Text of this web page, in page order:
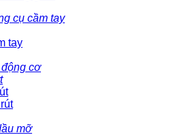
cụ cầm tay
tay
cơ
mỡ